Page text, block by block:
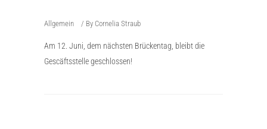
Allgemein By Cornelia Straub
Am 12. Juni, dem nächsten Brückentag, bleibt die
Gescäftsstelle geschlossen!